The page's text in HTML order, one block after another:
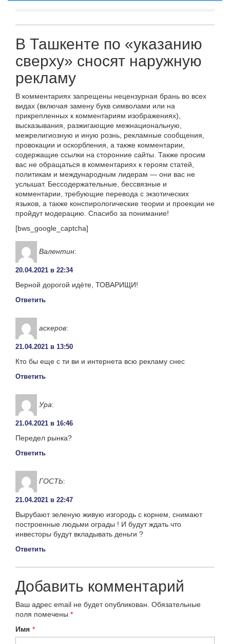
В Ташкенте по «указанию
сверху» сносят наружную
рекламу
В комментариях запрещены нецензурная брань во всех
видах (включая замену букв символами или на
прикрепленных к комментариям изображениях),
высказывания, разжигающие межнациональную,
межрелигиозную и иную рознь, рекламные сообщения,
провокации и оскорбления, а также комментарии,
содержащие ссылки на сторонние сайты. Также просим
вас не обращаться в комментариях к героям статей,
политикам и международным лидерам — они вас не
услышат. Бессодержательные, бессвязные и
комментарии, требующие перевода с экзотических
языков, а также конспирологические теории и проекции не
пройдут модерацию. Спасибо за понимание!
[bws_google_captcha]
Валентин:
20.04.2021 в 22:34
Верной дорогой идёте, ТОВАРИЩИ!
Ответить
аскеров:
21.04.2021 в 13:50
Кто бы еще с ти ви и интернета всю рекламу снес
Ответить
Ура:
21.04.2021 в 16:46
Передел рынка?
Ответить
ГОСТЬ:
21.04.2021 в 22:47
Вырубают зеленую живую изгородь с корнем, снимают
построенные людьми ограды ! И будут ждать что
инвесторы будут вкладывать деньги ?
Ответить
Добавить комментарий
Ваш адрес email не будет опубликован. Обязательные
поля помечены *
Имя *